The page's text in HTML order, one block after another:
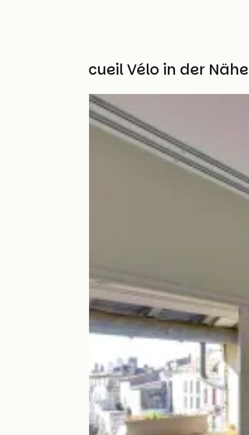
Weitere Accueil Vélo in der Nähe